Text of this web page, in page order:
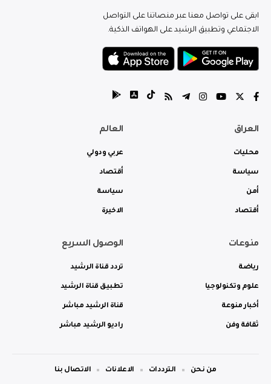
ابقى على تواصل معنا عبر منصاتنا على التواصل
الاجتماعي وتطبيق الرشيد على الهواتف الذكية.
العراق
محليات
سياسة
أمن
أقتصاد
العالم
عربي ودولي
أقتصاد
سياسة
الاخيرة
منوعات
رياضة
علوم وتكنولوجيا
أخبار منوعة
ثقافة وفن
الوصول السريع
تردد قناة الرشيد
تطبيق قناة الرشيد
قناة الرشيد مباشر
راديو الرشيد مباشر
من نحن الترددات الاعلانات الاتصال بنا